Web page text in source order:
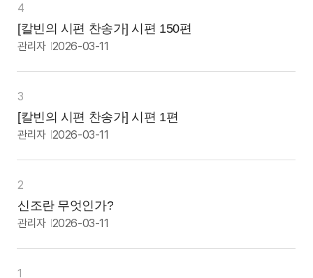
4
[칼빈의 시편 찬송가] 시편 150편
관리자 2026-03-11
3
[칼빈의 시편 찬송가] 시편 1편
관리자 2026-03-11
2
신조란 무엇인가?
관리자 2026-03-11
1